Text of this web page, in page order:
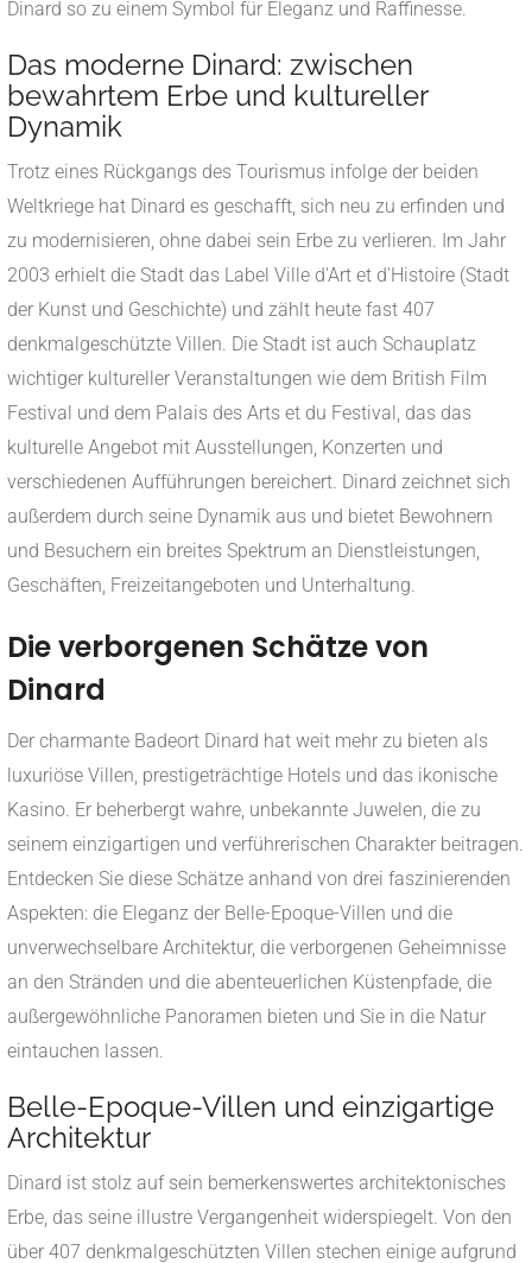
Dinard so zu einem Symbol für Eleganz und Raffinesse.
Das moderne Dinard: zwischen
bewahrtem Erbe und kultureller
Dynamik
Trotz eines Rückgangs des Tourismus infolge der beiden
Weltkriege hat Dinard es geschafft, sich neu zu erfinden und
zu modernisieren, ohne dabei sein Erbe zu verlieren. Im Jahr
2003 erhielt die Stadt das Label Ville d'Art et d'Histoire (Stadt
der Kunst und Geschichte) und zählt heute fast 407
denkmalgeschützte Villen. Die Stadt ist auch Schauplatz
wichtiger kultureller Veranstaltungen wie dem British Film
Festival und dem Palais des Arts et du Festival, das das
kulturelle Angebot mit Ausstellungen, Konzerten und
verschiedenen Aufführungen bereichert. Dinard zeichnet sich
außerdem durch seine Dynamik aus und bietet Bewohnern
und Besuchern ein breites Spektrum an Dienstleistungen,
Geschäften, Freizeitangeboten und Unterhaltung.
Die verborgenen Schätze von
Dinard
Der charmante Badeort Dinard hat weit mehr zu bieten als
luxuriöse Villen, prestigeträchtige Hotels und das ikonische
Kasino. Er beherbergt wahre, unbekannte Juwelen, die zu
seinem einzigartigen und verführerischen Charakter beitragen.
Entdecken Sie diese Schätze anhand von drei faszinierenden
Aspekten: die Eleganz der Belle-Epoque-Villen und die
unverwechselbare Architektur, die verborgenen Geheimnisse
an den Stränden und die abenteuerlichen Küstenpfade, die
außergewöhnliche Panoramen bieten und Sie in die Natur
eintauchen lassen.
Belle-Epoque-Villen und einzigartige
Architektur
Dinard ist stolz auf sein bemerkenswertes architektonisches
Erbe, das seine illustre Vergangenheit widerspiegelt. Von den
über 407 denkmalgeschützten Villen stechen einige aufgrund